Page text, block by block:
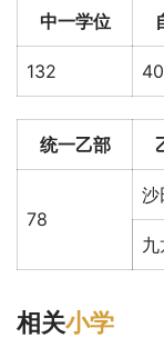
中一学位
132 40
统一乙部
78
沙
九
相关小学